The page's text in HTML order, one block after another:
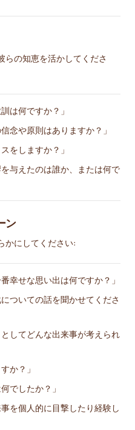
らの知恵を活かしてくださ
は何ですか？」
念や原則はありますか？」
をしますか？」
与えたのは誰か、または何で
ン
かにしてください:
幸せな思い出は何ですか？」
ついての話を聞かせてくださ
してどんな出来事が考えられ
か？」
でしたか？」
を個人的に目撃したり経験し